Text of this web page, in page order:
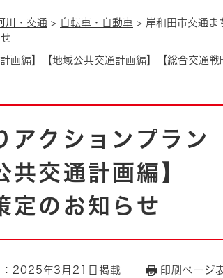
生涯学習・スポーツ
入札・契約情報 まちづくり
産業振興 税金
観光スポット
動画情報
総合計画
人権・平和
オープンデータ
川・交通 > 自転車・自動車 > 岸和田市交通ま
画編】【地域公共交通計画編】【総合交通
アクションプラン
共交通計画編】
定のお知らせ
：2025年3月21日掲載 印刷ページ